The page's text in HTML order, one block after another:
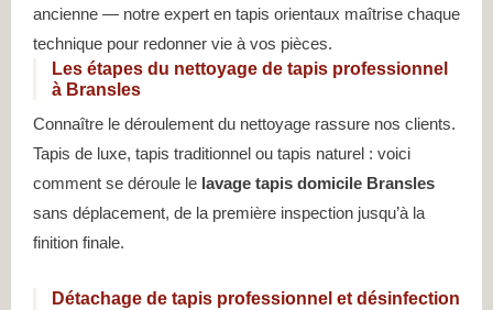
ancienne — notre expert en tapis orientaux maîtrise chaque
technique pour redonner vie à vos pièces.
Les étapes du nettoyage de tapis professionnel
à Bransles
Connaître le déroulement du nettoyage rassure nos clients.
Tapis de luxe, tapis traditionnel ou tapis naturel : voici
comment se déroule le lavage tapis domicile Bransles
sans déplacement, de la première inspection jusqu’à la
finition finale.
Détachage de tapis professionnel et désinfection